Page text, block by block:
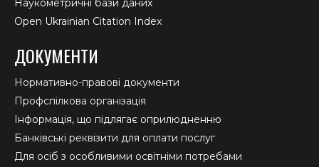
Open Ukrainian Citation Index
ДОКУМЕНТИ
Нормативно-правові документи
Профспілкова організація
Інформація, що підлягає оприлюдненню
Банківські реквізити для оплати послуг
Для осіб з особливими освітніми потребами